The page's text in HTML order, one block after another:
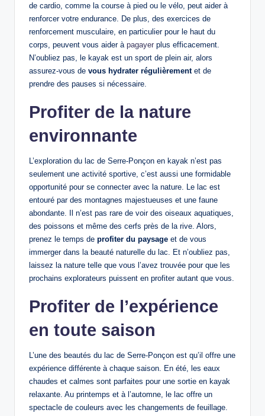
de cardio, comme la course à pied ou le vélo, peut aider à
renforcer votre endurance. De plus, des exercices de
renforcement musculaire, en particulier pour le haut du
corps, peuvent vous aider à pagayer plus efficacement.
N’oubliez pas, le kayak est un sport de plein air, alors
assurez-vous de vous hydrater régulièrementet de
prendre des pauses si nécessaire.
Profiter de la nature
environnante
L’exploration du lac de Serre-Ponçon en kayak n’est pas
seulement une activité sportive, c’est aussi une formidable
opportunité pour se connecter avec la nature. Le lac est
entouré par des montagnes majestueuses et une faune
abondante. Il n’est pas rare de voir des oiseaux aquatiques,
des poissons et même des cerfs près de la rive. Alors,
prenez le temps de profiter du paysage et de vous
immerger dans la beauté naturelle du lac. Et n’oubliez pas,
laissez la nature telle que vous l’avez trouvée pour que les
prochains explorateurs puissent en profiter autant que vous.
Profiter de l’expérience
en toute saison
L’une des beautés du lac de Serre-Ponçon est qu’il offre une
expérience différente à chaque saison. En été, les eaux
chaudes et calmes sont parfaites pour une sortie en kayak
relaxante. Au printemps et à l’automne, le lac offre un
spectacle de couleurs avec les changements de feuillage.